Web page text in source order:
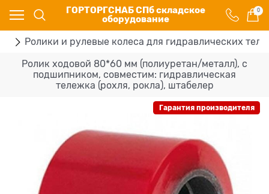
ГОРТОРГСНАБ СПб складское
оборудование
0
Ролики и рулевые колеса для гидравлических
Ролик ходовой 80*60 мм (полиуретан/металл), с
подшипником, совместим: гидравлическая
тележка (рохля, рокла), штабелер
Гарантия производителя